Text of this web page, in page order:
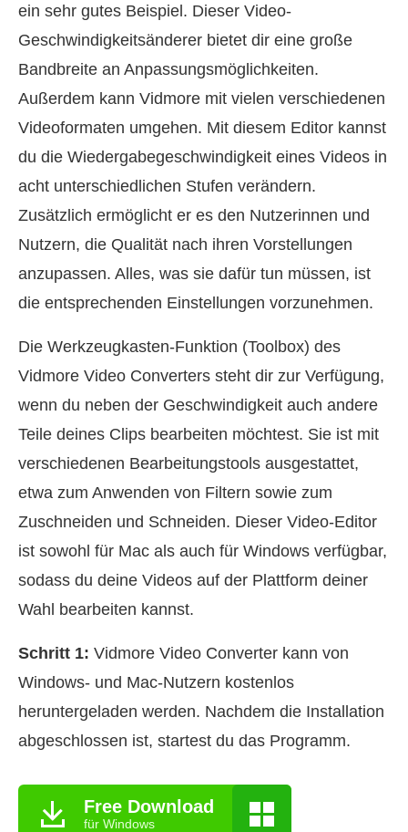
ein sehr gutes Beispiel. Dieser Video-
Geschwindigkeitsänderer bietet dir eine große
Bandbreite an Anpassungsmöglichkeiten.
Außerdem kann Vidmore mit vielen verschiedenen
Videoformaten umgehen. Mit diesem Editor kannst
du die Wiedergabegeschwindigkeit eines Videos in
acht unterschiedlichen Stufen verändern.
Zusätzlich ermöglicht er es den Nutzerinnen und
Nutzern, die Qualität nach ihren Vorstellungen
anzupassen. Alles, was sie dafür tun müssen, ist
die entsprechenden Einstellungen vorzunehmen.
Die Werkzeugkasten‑Funktion (Toolbox) des
Vidmore Video Converters steht dir zur Verfügung,
wenn du neben der Geschwindigkeit auch andere
Teile deines Clips bearbeiten möchtest. Sie ist mit
verschiedenen Bearbeitungstools ausgestattet,
etwa zum Anwenden von Filtern sowie zum
Zuschneiden und Schneiden. Dieser Video-Editor
ist sowohl für Mac als auch für Windows verfügbar,
sodass du deine Videos auf der Plattform deiner
Wahl bearbeiten kannst.
Schritt 1: Vidmore Video Converter kann von
Windows‑ und Mac‑Nutzern kostenlos
heruntergeladen werden. Nachdem die Installation
abgeschlossen ist, startest du das Programm.
Free Download
für Windows